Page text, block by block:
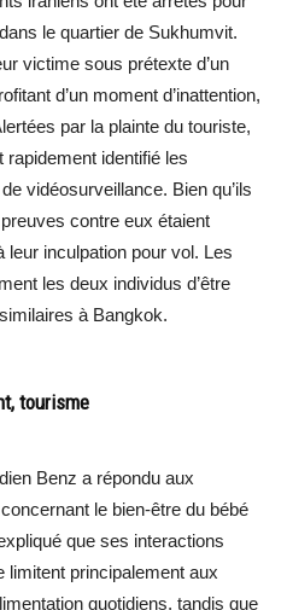
le quartier de Sukhumvit.
victime sous prétexte d’un
d’un moment d’inattention,
par la plainte du touriste,
identifié les
vidéosurveillance. Bien qu’ils
contre eux étaient
leur inculpation pour vol. Les
les deux individus d’être
à Bangkok.
tourisme
Benz a répondu aux
le bien-être du bébé
que ses interactions
limitent principalement aux
quotidiens, tandis que